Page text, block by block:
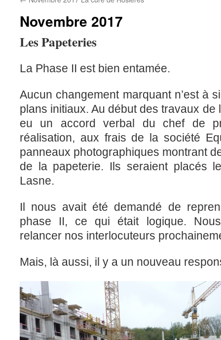
Novembre 2017
Les Papeteries
La Phase II est bien entamée.
Aucun changement marquant n’est à
plans initiaux. Au début des travaux de
eu un accord verbal du chef de
réalisation, aux frais de la société
panneaux photographiques montrant
de la papeterie. Ils seraient placés
Lasne.
Il nous avait été demandé de
phase II, ce qui était logique.
relancer nos interlocuteurs
Mais, là aussi, il y a un nouveau